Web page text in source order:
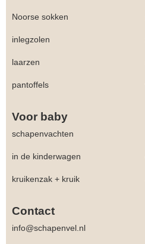
Noorse sokken
inlegzolen
laarzen
pantoffels
Voor baby
schapenvachten
in de kinderwagen
kruikenzak + kruik
Contact
info@schapenvel.nl